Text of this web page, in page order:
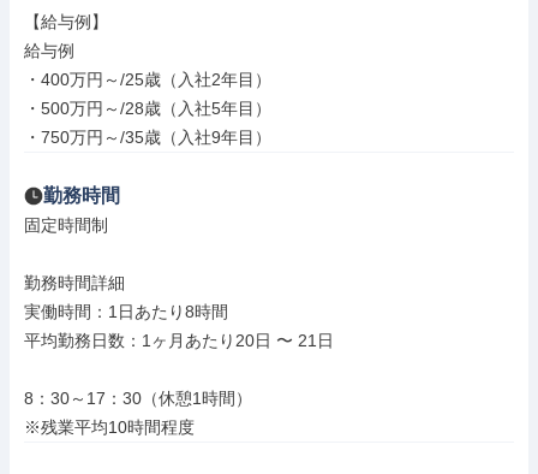
【給与例】
給与例
・400万円～/25歳（入社2年目）
・500万円～/28歳（入社5年目）
・750万円～/35歳（入社9年目）
勤務時間
固定時間制
勤務時間詳細
実働時間：1日あたり8時間
平均勤務日数：1ヶ月あたり20日 〜 21日
8：30～17：30（休憩1時間）
※残業平均10時間程度